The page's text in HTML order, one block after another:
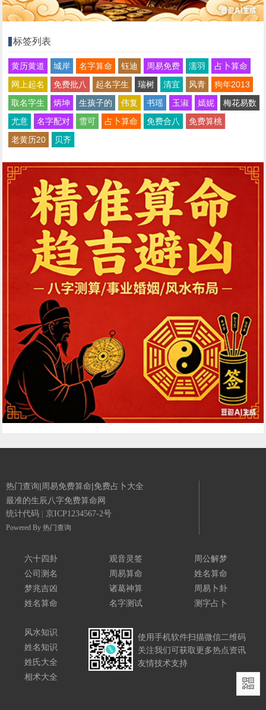
标签列表
黄历黄道 城岸 名字算命 钰迪 周易免费 濡羽
占卜算命
网上起名
免费批八 起名字生 瑞树 清宜 风青
狗年2013
取名字生
炳坤 生孩子的 伟复 书瑶 玉淑 嫣妮
梅花易数
尤意
名字配对 雪可 占卜算命 免费合八
免费算桃
老黄历20
贝齐
热门查询|周易免费算命|免费占卜大全
最准的生辰八字免费算命网
统计代码 京ICP1234567-2号
Powered By 热门查询
六十四卦
公司测名
梦兆吉凶
姓名算命
观音灵签
周易算命
诸葛神算
名字测试
周公解梦
姓名算命
周易卜卦
测字占卜
风水知识
姓名知识
姓氏大全
相术大全
使用手机软件扫描微信二维码
关注我们可获取更多热点资讯
友情技术支持